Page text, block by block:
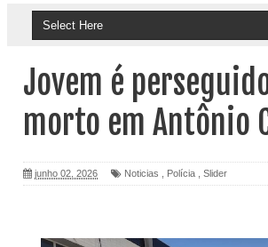
Jovem é
morto em Antônio
junho 02, 2026 Noticias Polícia Slider